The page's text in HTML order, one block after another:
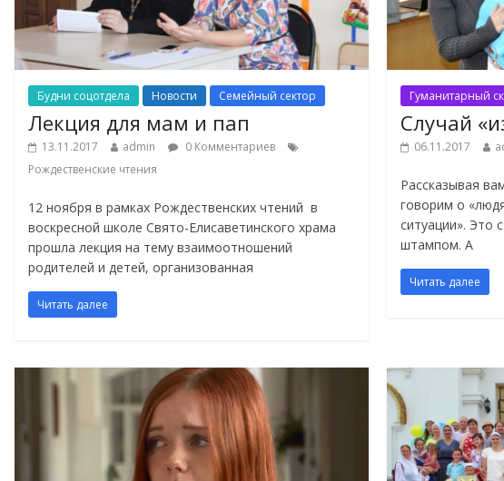
Будни соцотдела Новости Семейный сектор
Лекция для мам и пап
13.11.2017 admin
0 Комментариев
Рождественские чтения
12 ноября в рамках Рождественских чтений в
воскресной школе Свято-Елисаветинского храма
прошла лекция на тему взаимоотношений
родителей и детей, организованная
Читать далее
Гуманитарный
Случай
06.11.2017
Рассказывая
говорим о
ситуации». Это
штампом. А
Читать далее